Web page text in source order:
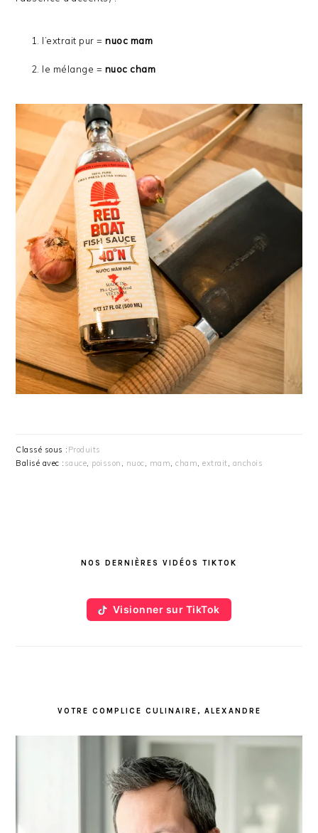
l’extrait pur =nuoc mam
le mélange = nuoc cham
Classé sous : Produits
Balisé avec : sauce poisson nuoc mam ,cham ,extrait anchois
PRINCIPALENOS DERNIÈRES VIDÉOS TIKTOK
Visionner sur TikTok
VOTRE COMPLICE CULINAIRE, ALEXANDRE